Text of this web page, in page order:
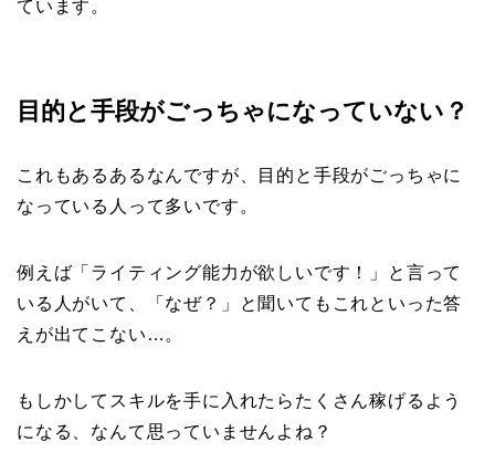
ています。
目的と手段がごっちゃになっていない？
これもあるあるなんですが、目的と手段がごっちゃに
なっている人って多いです。
例えば「ライティング能力が欲しいです！」と言って
いる人がいて、「なぜ？」と聞いてもこれといった答
えが出てこない…。
もしかしてスキルを手に入れたらたくさん稼げるよう
になる、なんて思っていませんよね？